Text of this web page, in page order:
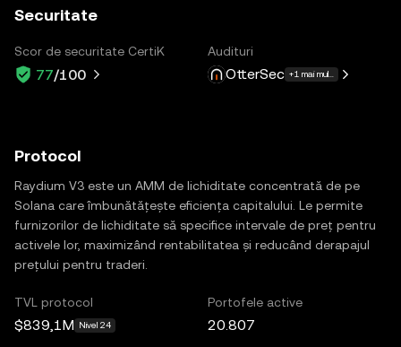
Securitate
Scor de securitate CertiK
77/100
Audituri
OtterSec +1 mai multe
Protocol
Raydium V3 este un AMM de lichiditate concentrată de pe
Solana care îmbunătățește eficiența capitalului. Le permite
furnizorilor de lichiditate să specifice intervale de preț pentru
activele lor, maximizând rentabilitatea și reducând derapajul
prețului pentru traderi.
TVL protocol
$839,1M Nivel 24
Portofele active
20.807